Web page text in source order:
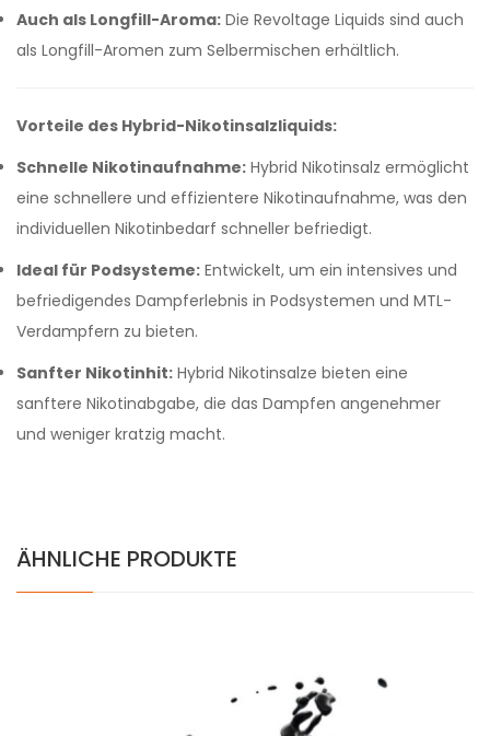
Auch als Longfill-Aroma: Die Revoltage Liquids sind auch
als Longfill-Aromen zum Selbermischen erhältlich.
Vorteile des Hybrid-Nikotinsalzliquids:
Schnelle Nikotinaufnahme: Hybrid Nikotinsalz ermöglicht
eine schnellere und effizientere Nikotinaufnahme, was den
individuellen Nikotinbedarf schneller befriedigt.
Ideal für Podsysteme: Entwickelt, um ein intensives und
befriedigendes Dampferlebnis in Podsystemen und MTL-
Verdampfern zu bieten.
Sanfter Nikotinhit: Hybrid Nikotinsalze bieten eine
sanftere Nikotinabgabe, die das Dampfen angenehmer
und weniger kratzig macht.
ÄHNLICHE PRODUKTE